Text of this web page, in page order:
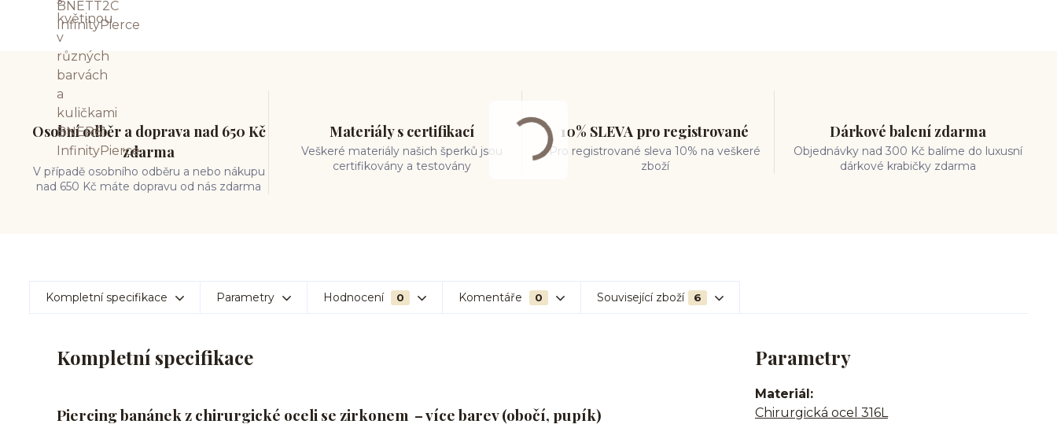
Osobní odběr a doprava nad 650 Kč
zdarma
V případě osobního odběru a nebo nákupu
nad 650 Kč máte dopravu od nás zdarma
Materiály s certifikací
Veškeré materiály našich šperků jsou
certifikovány a testovány
10% SLEVA pro registrované
Pro registrované sleva 10% na veškeré
zboží
Dárkové balení zdarma
Objednávky nad 300 Kč balíme do luxusní
dárkové krabičky zdarma
Kompletní specifikace Parametry Hodnocení 0 Komentáře 0 Související zboží 6
Kompletní specifikace
Piercing banánek z chirurgické oceli se zirkonem – více barev (obočí, pupík)
Parametry
Materiál
Chirurgická ocel 316L